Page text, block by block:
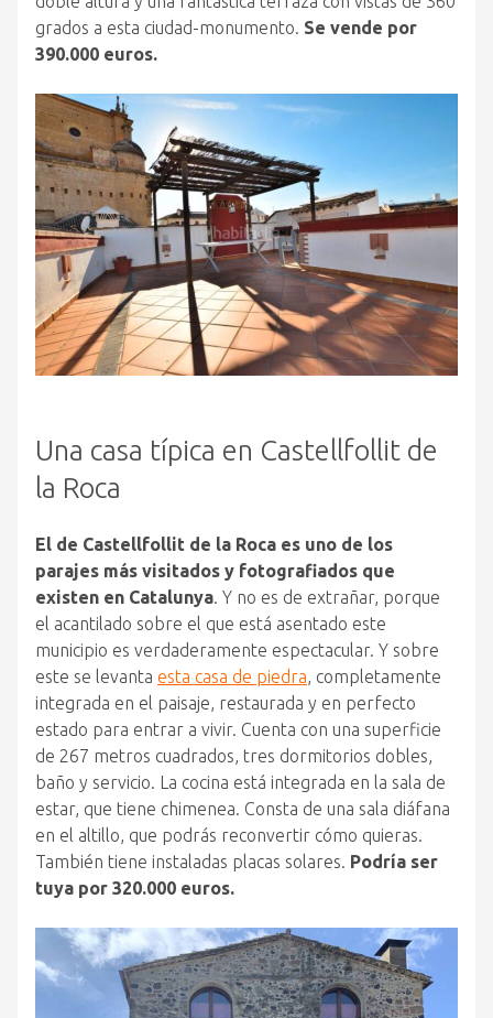
grados a esta ciudad-monumento. Se vende por
390.000 euros.
Una casa típica en Castellfollit de
la Roca
El de Castellfollit de la Roca es uno de los
parajes más visitados y fotografiados que
existen en Catalunya. Y no es de extrañar, porque
el acantilado sobre el que está asentado este
municipio es verdaderamente espectacular. Y sobre
este se levanta esta casa de piedra, completamente
integrada en el paisaje, restaurada y en perfecto
estado para entrar a vivir. Cuenta con una superficie
de 267 metros cuadrados, tres dormitorios dobles,
baño y servicio. La cocina está integrada en la sala de
estar, que tiene chimenea. Consta de una sala diáfana
en el altillo, que podrás reconvertir cómo quieras.
También tiene instaladas placas solares. Podría ser
tuya por 320.000 euros.